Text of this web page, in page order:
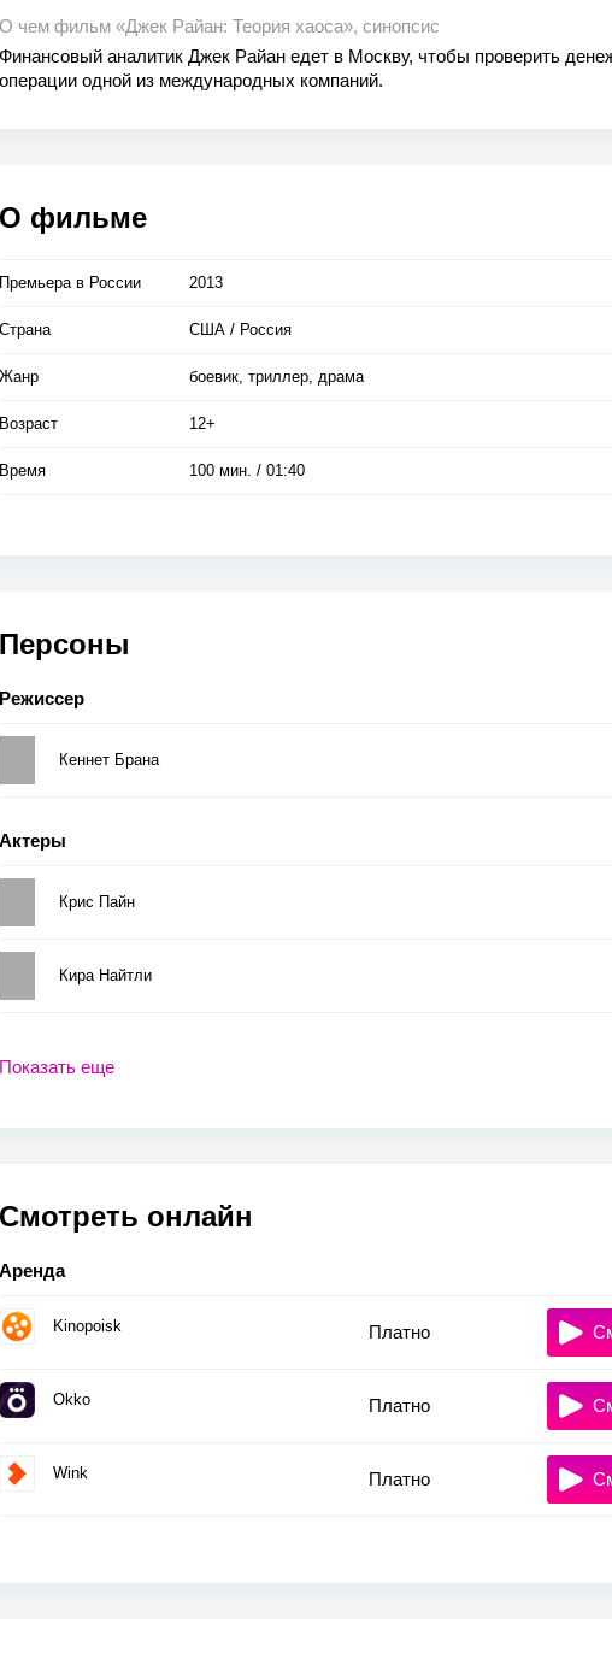
О чем фильм «Джек Райан: Теория хаоса», синопсис
Финансовый аналитик Джек Райан едет в Москву, чтобы проверить
операции одной из международных компаний.
О фильме
Премьера в Росcии 2013
Страна США / Россия
Жанр боевик, триллер, драма
Возраст 12+
Время 100 мин. / 01:40
Персоны
Режиссер
Кеннет Брана
Актеры
Крис Пайн
Кира Найтли
Показать еще
Смотреть онлайн
Аренда
Kinopoisk Платно
Okko Платно
Wink Платно